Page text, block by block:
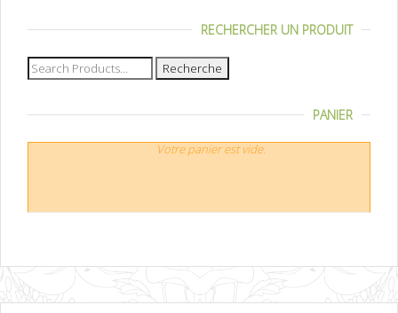
RECHERCHER UN PRODUIT
Recherche
pour :
PANIER
Votre panier est vide.